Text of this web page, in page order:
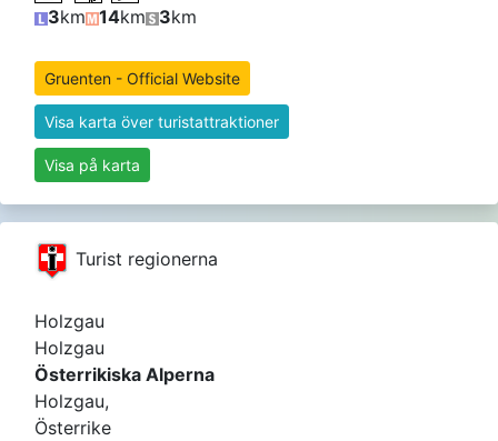
3km 14km 3km
Gruenten - Official Website
Visa karta över turistattraktioner
Visa på karta
Turist regionerna
Holzgau
Holzgau
Österrikiska Alperna
Holzgau,
Österrike